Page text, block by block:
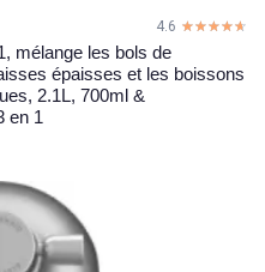
4.6 ☆☆☆☆☆
★★★★★
mélange les bols de
épaisses et les boissons
2.1L, 700ml &
en 1